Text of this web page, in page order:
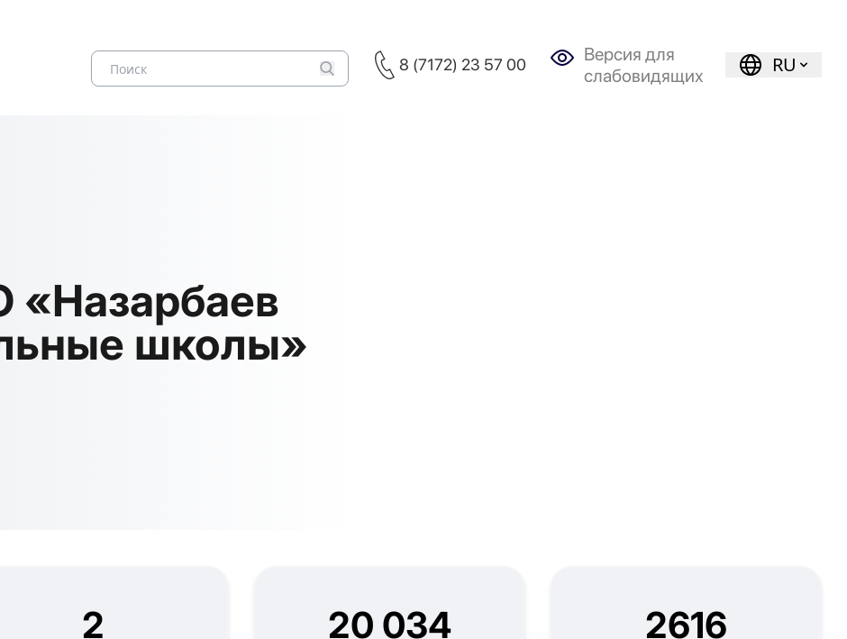
8 (7172) 23 57 00
Версия для
слабовидящих
RU
школы»
2 20 034 2616